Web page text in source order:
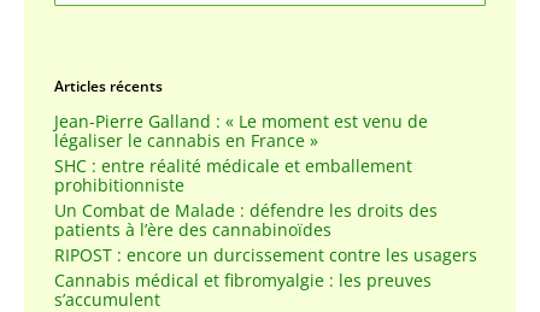
Articles récents
Jean-Pierre Galland : « Le moment est venu de
légaliser le cannabis en France »
SHC : entre réalité médicale et emballement
prohibitionniste
Un Combat de Malade : défendre les droits des
patients à l’ère des cannabinoïdes
RIPOST : encore un durcissement contre les usagers
Cannabis médical et fibromyalgie : les preuves
s’accumulent